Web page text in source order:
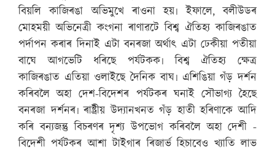
বিয়লি কাজিৰঙা অভিমুখে ৰাওনা হয়৷ ইফালে, বলীউডৰ
মোহময়ী অভিনেত্ৰী কংগনা ৰাণাৱটে বিশ্ব ঐতিহ্য কাজিৰঙাত
পৰ্দাপন কৰাৰ দিনাই এটা বনৰজা অৰ্থাৎ এটা ঢেকীয়া পতীয়া
বাঘে আগভেটি ধৰিছে পৰ্যটকক৷ বিশ্ব ঐতিহ্য ক্ষেত্ৰ
কাজিৰঙাত এতিয়া ওলাইছে দৈনিক বাঘ৷ এশিঙিয়া গঁড় দৰ্শন
কৰিবলৈ অহা দেশ-বিদেশৰ পৰ্যটকৰ ঘনাই সৌভাগ্য হৈছে
বনৰজা দৰ্শনৰ৷ ৰাষ্ট্ৰীয় উদ্যানখনত গঁড় হাতী হৰিণাকে আদি
কৰি বন্যজন্তু বিচৰণৰ দৃশ্য উপভোগ কৰিবলৈ অহা দেশী -
বিদেশী পৰ্যটকৰ আশা টাইগাৰ ৰিজাৰ্ভ হিচাবেও খ্যাতি লাভ